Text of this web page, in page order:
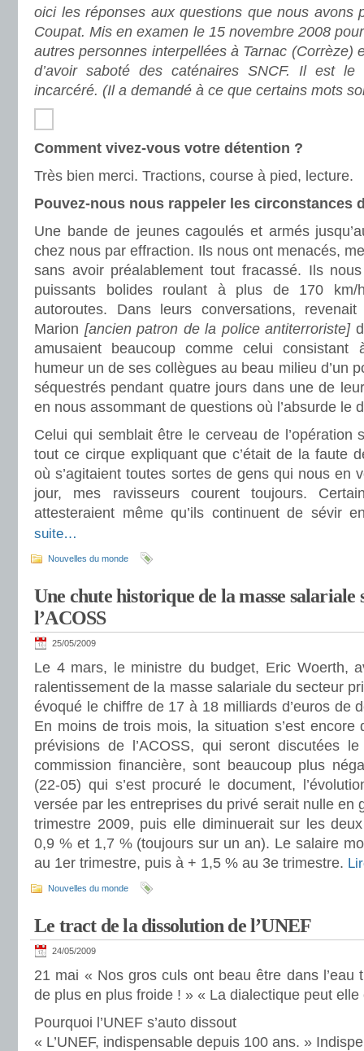
oici les réponses aux questions que nous avons
Coupat. Mis en examen le 15 novembre 2008
autres personnes interpellées à Tarnac (Corrèze)
d’avoir saboté des caténaires SNCF. Il est
incarcéré. (Il a demandé à ce que certains mots
Comment vivez-vous votre détention ?
Très bien merci. Tractions, course à pied, lecture.
Pouvez-nous nous rappeler les circonstances
Une bande de jeunes cagoulés et armés
chez nous par effraction. Ils nous ont menacés,
sans avoir préalablement tout fracassé. Ils
puissants bolides roulant à plus de 170
autoroutes. Dans leurs conversations,
Marion [ancien patron de la police antiterroriste]
amusaient beaucoup comme celui
humeur un de ses collègues au beau milieu d’un
séquestrés pendant quatre jours dans une de
en nous assommant de questions où l’absurde le
Celui qui semblait être le cerveau de l’opération
tout ce cirque expliquant que c’était de la faute
où s’agitaient toutes sortes de gens qui nous en
jour, mes ravisseurs courent toujours.
attesteraient même qu’ils continuent de sévir
suite…
Nouvelles du monde
Une chute historique de la masse salariale
l’ACOSS
25/05/2009
Le 4 mars, le ministre du budget, Eric Woerth,
ralentissement de la masse salariale du secteur
évoqué le chiffre de 17 à 18 milliards d’euros de
En moins de trois mois, la situation s’est encore
prévisions de l’ACOSS, qui seront discutées
commission financière, sont beaucoup plus
(22-05) qui s’est procuré le document,
versée par les entreprises du privé serait nulle en
trimestre 2009, puis elle diminuerait sur les
0,9 % et 1,7 % (toujours sur un an). Le salaire
au 1er trimestre, puis à + 1,5 % au 3e trimestre.
Nouvelles du monde
Le tract de la dissolution de l’UNEF
24/05/2009
21 mai « Nos gros culs ont beau être dans l’eau
de plus en plus froide ! » « La dialectique peut
Pourquoi l’UNEF s’auto dissout
« L’UNEF, indispensable depuis 100 ans. »